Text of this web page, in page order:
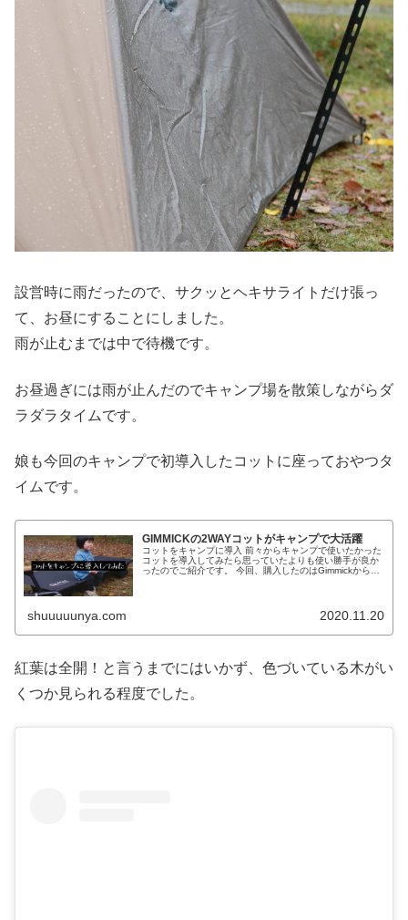
設営時に雨だったので、サクッとヘキサライトだけ張っ
て、お昼にすることにしました。
雨が止むまでは中で待機です。
お昼過ぎには雨が止んだのでキャンプ場を散策しながらダ
ラダラタイムです。
娘も今回のキャンプで初導入したコットに座っておやつタ
イムです。
GIMMICKの2WAYコットがキャンプで大活躍
コットをキャンプに導入 前々からキャンプで使いたかった
コットを導入してみたら思っていたよりも使い勝手が良か
ったのでご紹介です。 今回、購入したのはGimmickから販
shuuuuunya.com 2020.11.20
紅葉は全開！と言うまでにはいかず、色づいている木がい
くつか見られる程度でした。